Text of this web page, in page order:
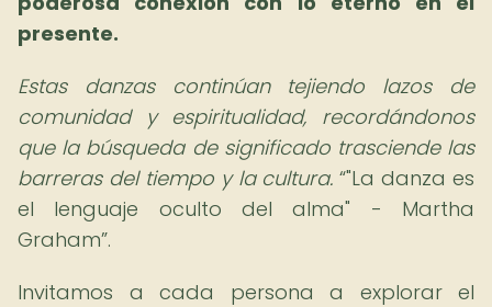
presente.
Estas danzas continúan tejiendo lazos de
comunidad y espiritualidad, recordándonos
que la búsqueda de significado trasciende las
barreras del tiempo y la cultura. "La danza es
el lenguaje oculto del alma" - Martha
Graham .
Invitamos a cada persona a explorar el